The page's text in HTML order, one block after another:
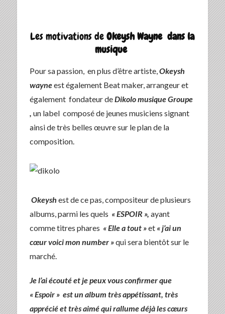
Les motivations deOkeysh Wayne dans la
musique
Pour sa passion, en plus d’être artiste,Okeysh
wayneest également Beat maker, arrangeur et
également fondateur deDikolo musique Groupe
, un label composé de jeunes musiciens signant
ainsi de très belles œuvre sur le plan de la
composition.
Okeysh est de ce pas, compositeur de plusieurs
albums, parmi les quels « ESPOIR », ayant
comme titres phares « Elle a tout »et « j’ai un
cœur voici mon number »qui sera bientôt sur le
marché.
Je l’ai écouté et je peux vous confirmer que
« Espoir » est un album très appétissant, très
apprécié et très aimé qui rallume déjà les cœurs